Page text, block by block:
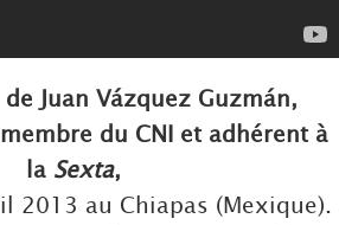
Juan Vázquez Guzmán,
du CNI et adhérent à
la Sexta,
2013 au Chiapas (Mexique).